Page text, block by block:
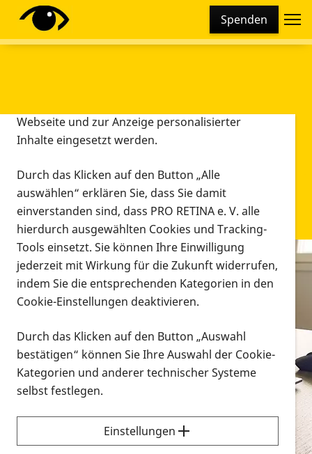
Spenden
Infomaterial
Infomaterial
Vorlesen
Alle Infomaterialien in verschiedenen
Formaten an einem Ort
Sie möchten wissen, wie Sie nach Infonmaterial
suchen und dieses bestellen bzw. herunterladen
können? Schauen Sie sich dieErklärvideos zum
Diese Webseite setzt verschiedene Cookies und
Tracking-Tools ein. Dies beinhaltet Cookies und
Webseite und zur Anzeige personalisierter
Inhalte eingesetzt werden.
Durch das Klicken auf den Button „Alle
auswählen“ erklären Sie, dass Sie damit
einverstanden sind, dass PRO RETINA e. V. alle
hierdurch ausgewählten Cookies und Tracking-
Tools einsetzt. Sie können Ihre Einwilligung
jederzeit mit Wirkung für die Zukunft widerrufen,
indem Sie die entsprechenden Kategorien in den
Cookie-Einstellungen deaktivieren.
Durch das Klicken auf den Button „Auswahl
bestätigen“ können Sie Ihre Auswahl der Cookie-
Kategorien und anderer technischer Systeme
selbst festlegen.
Einstellungen